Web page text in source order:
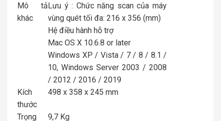
Mô tả
khác
Lưu ý : Chức năng scan của máy
vùng quét tối đa: 216 x 356 (mm)
Hệ điều hành hỗ trợ
Mac OS X 10.6.8 or later
Windows XP / Vista / 7 / 8 / 8.1 /
10, Windows Server 2003 / 2008
/ 2012 / 2016 / 2019
Kích
thước
498 x 358 x 245 mm
Trọng
9,7 Kg